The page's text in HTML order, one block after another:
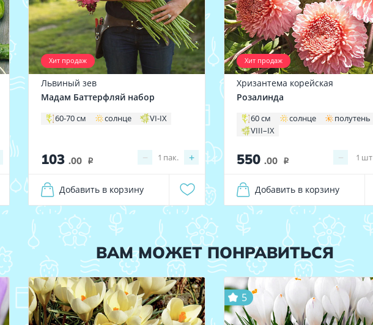
Хит продаж
Львиный зев
Мадам Баттерфляй набор
60-70 см солнце VI-IX
103 .00 i − +
1 пак.
Добавить в корзину
Хит продаж
Хризантема корейская
Розалинда
60 см солнце
полутень
VIII–IX
550 .00 i − 1 шт
Добавить в корзину
ВАМ МОЖЕТ ПОНРАВИТЬСЯ
5